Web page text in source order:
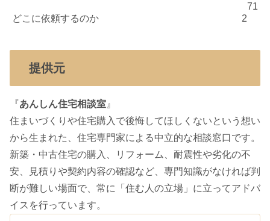
71
どこに依頼するのか
2
提供元
『あんしん住宅相談室』
住まいづくりや住宅購入で後悔してほしくないという想い
から生まれた、住宅専門家による中立的な相談窓口です。
新築・中古住宅の購入、リフォーム、耐震性や劣化の不
安、見積りや契約内容の確認など、専門知識がなければ判
断が難しい場面で、常に「住む人の立場」に立ってアドバ
イスを行っています。